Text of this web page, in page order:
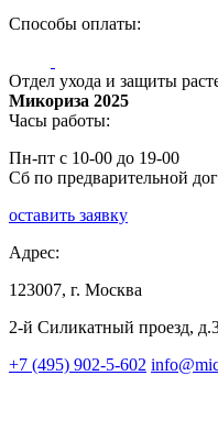
Способы оплаты:
Отдел ухода и защиты
Микориза 2025
Часы работы:
Пн-пт с 10-00 до 19-00
Сб по предварительной
оставить заявку
Адрес:
123007, г. Москва
2-й Силикатный проезд,
+7 (495) 902-5-602